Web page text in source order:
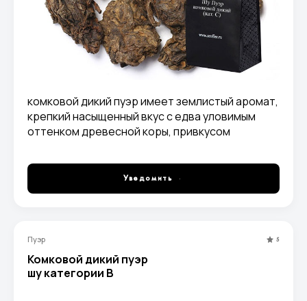
комковой дикий пуэр имеет землистый аромат,
крепкий насыщенный вкус с едва уловимым
оттенком древесной коры, привкусом
Уведомить
Пуэр 5
Комковой дикий пуэр
шу категории В